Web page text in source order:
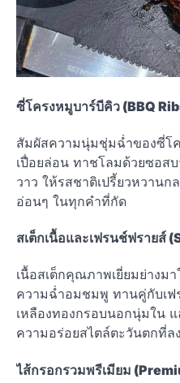
ซี่โครงหมูบาร์บีคิว (BBQ
สัมผัสความนุ่มชุ่มฉ่ำของซี่โ
เปื่อยล่อน ทาชโลมด้วยซอส
วาว ให้รสชาติเปรี้ยวหวาน
อ่อนๆ ในทุกคำที่กัด
สเต็กเนื้อและเฟรนช์ฟรายส์
เนื้อสเต็กคุณภาพเยี่ยมย่างม
ความฉ่ำอมชมพู ทานคู่กับเ
เหลืองทองกรอบนอกนุ่มใน
ความอร่อยสไตล์ตะวันตกที่ล
ไส้กรอกรวมพรีเมียม